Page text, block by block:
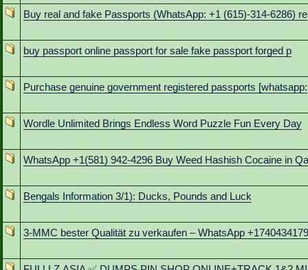
Buy real and fake Passports (WhatsApp: +1 (615)-314-6286) re
buy passport online passport for sale fake passport forged p
Purchase genuine government registered passports [whatsapp:
Wordle Unlimited Brings Endless Word Puzzle Fun Every Day
WhatsApp +1(581) 942-4296 Buy Weed Hashish Cocaine in Qa
Bengals Information 3/1): Ducks, Pounds and Luck
3-MMC bester Qualität zu verkaufen – WhatsApp